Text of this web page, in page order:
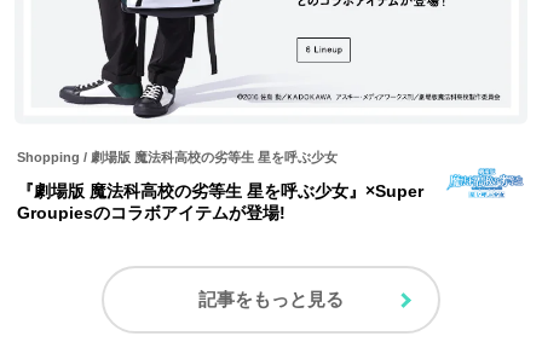
Shopping / 劇場版 魔法科高校の劣等生 星を呼ぶ少女
『劇場版 魔法科高校の劣等生 星を呼ぶ少女』×Super
Groupiesのコラボアイテムが登場!
記事をもっと見る